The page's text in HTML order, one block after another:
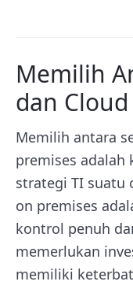
Memilih
dan
Memilih antara
premises adalah
strategi TI suatu
on premises
kontrol penuh
memerlukan
memiliki